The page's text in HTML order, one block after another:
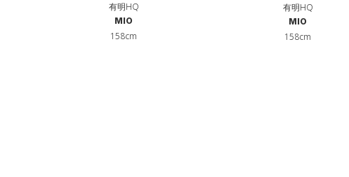
有明HQ
MIO
158cm
有明HQ
MIO
158cm